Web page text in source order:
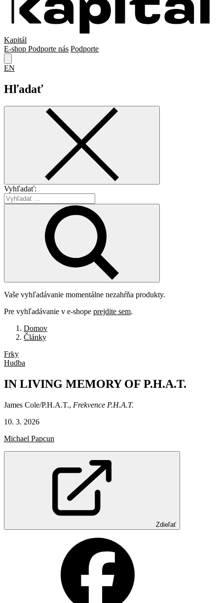
Kapitál
E-shop Podporte nás Podporte
EN
Hľadať
Vyhľadať:
Vaše vyhľadávanie momentálne nezahŕňa produkty.
Pre vyhľadávanie v e-shope prejdite sem.
Domov
Články
Frky
Hudba
IN LIVING MEMORY OF P.H.A.T.
James Cole/P.H.A.T., Frekvence P.H.A.T.
10. 3. 2026
Michael Papcun
Zdieľať